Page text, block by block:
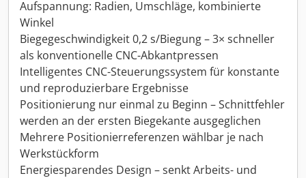
Aufspannung: Radien, Umschläge, kombinierte
Winkel
Biegegeschwindigkeit 0,2 s/Biegung – 3× schneller
als konventionelle CNC-Abkantpressen
Intelligentes CNC-Steuerungssystem für konstante
und reproduzierbare Ergebnisse
Positionierung nur einmal zu Beginn – Schnittfehler
werden an der ersten Biegekante ausgeglichen
Mehrere Positionierreferenzen wählbar je nach
Werkstückform
Energiesparendes Design – senkt Arbeits- und